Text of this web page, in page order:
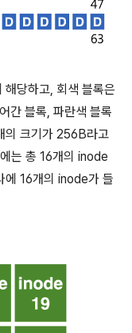
당하고, 회색 블록은
간 블록, 파란색 블록
의 크기가 256B라고
는 총 16개의 inode
에 16개의 inode가 들